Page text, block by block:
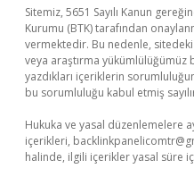
Sitemiz, 5651 Sayılı Kanun
Kurumu (BTK) tarafından
vermektedir. Bu nedenle,
veya araştırma yükümlülüğümüz
yazdıkları içeriklerin
bu sorumluluğu kabul etmiş
Hukuka ve yasal düzenlemelere
içerikleri,
halinde, ilgili içerikler yasal süre